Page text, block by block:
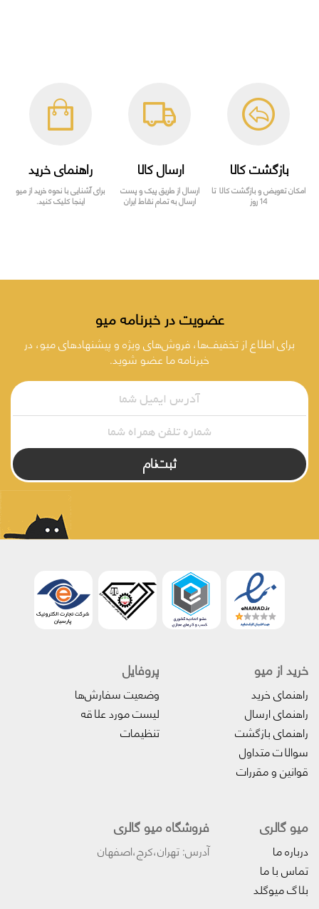
بازگشت کالا
امکان تعویض و بازگشت کالا تا
14 روز
ارسال کالا
ارسال از طریق پیک و پست
ارسال به تمام نقاط ایران
راهنمای خرید
برای آشنایی با نحوه خرید از میو
اینجا کلیک کنید.
عضویت در خبرنامه میو
برای اطلاع از تخفیف‌ها، فروش‌های ویژه و پیشنهادهای میو، در
خبرنامه ما عضو شوید.
ثبت‌نام
خرید از میو
راهنمای خرید
راهنمای ارسال
راهنمای بازگشت
سوالات متداول
قوانین و مقررات
پروفایل‌
وضعیت سفارش‌ها
لیست مورد علاقه
تنظیمات
میو گالری
درباره ما
تماس با ما
بلاگ میوگلد
فروشگاه میو گالری
آدرس: تهران،کرج،اصفهان